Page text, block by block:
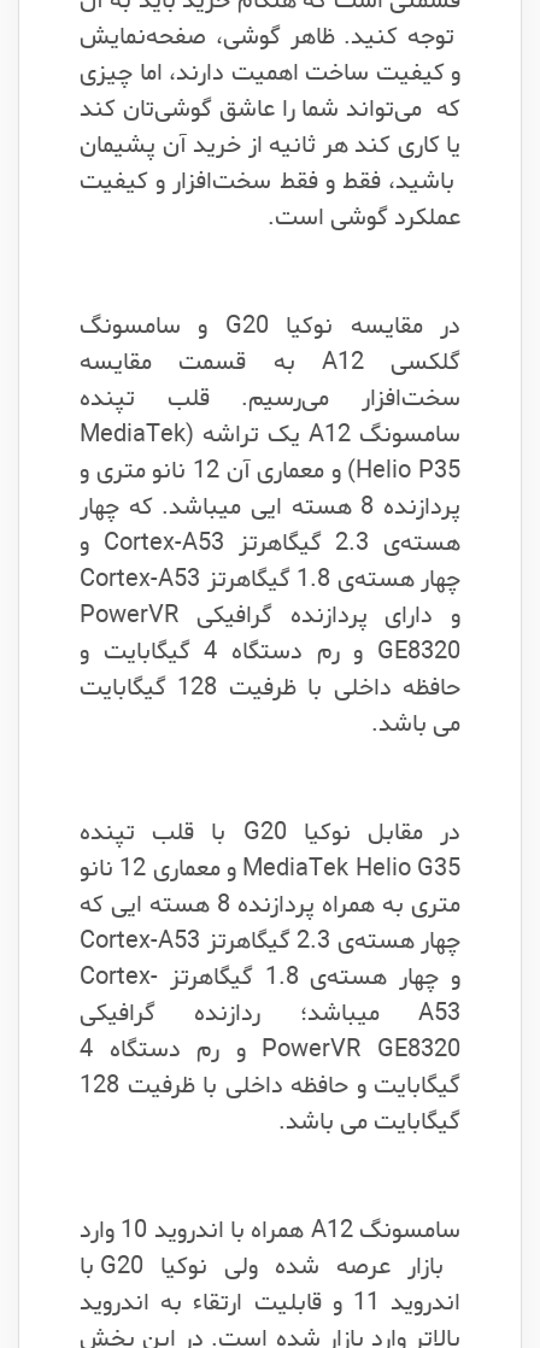
توجه کنید. ظاهر گوشی، صفحه‌نمایش
و کیفیت ساخت اهمیت دارند، اما چیزی
که می‌تواند شما را عاشق گوشی‌تان کند
یا کاری کند هر ثانیه از خرید آن پشیمان
باشید، فقط و فقط سخت‌افزار و کیفیت
عملکرد گوشی است.
در مقایسه نوکیا G20 و سامسونگ
گلکسی A12 به قسمت مقایسه
سخت‌افزار می‌رسیم. قلب تپنده
سامسونگ A12 یک تراشه (MediaTek
Helio P35) و معماری آن 12 نانو متری و
پردازنده 8 هسته ایی میباشد. که چهار
هسته‌ی 2.3 گیگاهرتز Cortex-A53 و
چهار هسته‌ی 1.8 گیگاهرتز Cortex-A53
و دارای پردازنده گرافیکی PowerVR
GE8320 و رم دستگاه 4 گیگابایت و
حافظه داخلی با ظرفیت 128 گیگابایت
می باشد.
در مقابل نوکیا G20 با قلب تپنده
MediaTek Helio G35 و معماری 12 نانو
متری به همراه پردازنده 8 هسته ایی که
چهار هسته‌ی 2.3 گیگاهرتز Cortex-A53
و چهار هسته‌ی 1.8 گیگاهرتز Cortex-
A53 میباشد؛ ردازنده گرافیکی
PowerVR GE8320 و رم دستگاه 4
گیگابایت و حافظه داخلی با ظرفیت 128
گیگابایت می باشد.
سامسونگ A12 همراه با اندروید 10 وارد
بازار عرصه شده ولی نوکیا G20 با
اندروید 11 و قابلیت ارتقاء به اندروید
بالاتر وارد بازار شده است. در این بخش